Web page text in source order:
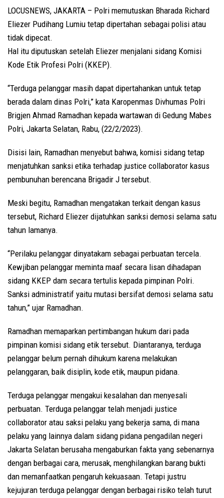
LOCUSNEWS, JAKARTA – Polri memutuskan Bharada Richard
Eliezer Pudihang Lumiu tetap dipertahan sebagai polisi atau
tidak dipecat.
Hal itu diputuskan setelah Eliezer menjalani sidang Komisi
Kode Etik Profesi Polri (KKEP).
“Terduga pelanggar masih dapat dipertahankan untuk tetap
berada dalam dinas Polri,” kata Karopenmas Divhumas Polri
Brigjen Ahmad Ramadhan kepada wartawan di Gedung Mabes
Polri, Jakarta Selatan, Rabu, (22/2/2023).
Disisi lain, Ramadhan menyebut bahwa, komisi sidang tetap
menjatuhkan sanksi etika terhadap justice collaborator kasus
pembunuhan berencana Brigadir J tersebut.
Meski begitu, Ramadhan mengatakan terkait dengan kasus
tersebut, Richard Eliezer dijatuhkan sanksi demosi selama satu
tahun lamanya.
“Perilaku pelanggar dinyatakam sebagai perbuatan tercela.
Kewjiban pelanggar meminta maaf secara lisan dihadapan
sidang KKEP dam secara tertulis kepada pimpinan Polri.
Sanksi administratif yaitu mutasi bersifat demosi selama satu
tahun,” ujar Ramadhan.
Ramadhan memaparkan pertimbangan hukum dari pada
pimpinan komisi sidang etik tersebut. Diantaranya, terduga
pelanggar belum pernah dihukum karena melakukan
pelanggaran, baik disiplin, kode etik, maupun pidana.
Terduga pelanggar mengakui kesalahan dan menyesali
perbuatan. Terduga pelanggar telah menjadi justice
collaborator atau saksi pelaku yang bekerja sama, di mana
pelaku yang lainnya dalam sidang pidana pengadilan negeri
Jakarta Selatan berusaha mengaburkan fakta yang sebenarnya
dengan berbagai cara, merusak, menghilangkan barang bukti
dan memanfaatkan pengaruh kekuasaan. Tetapi justru
kejujuran terduga pelanggar dengan berbagai risiko telah turut